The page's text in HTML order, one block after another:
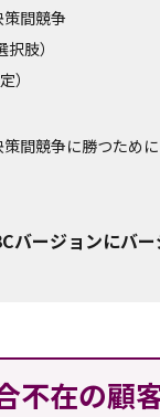
間競争
肢）
）
間競争に勝つため
バージョンにバ
不在の顧